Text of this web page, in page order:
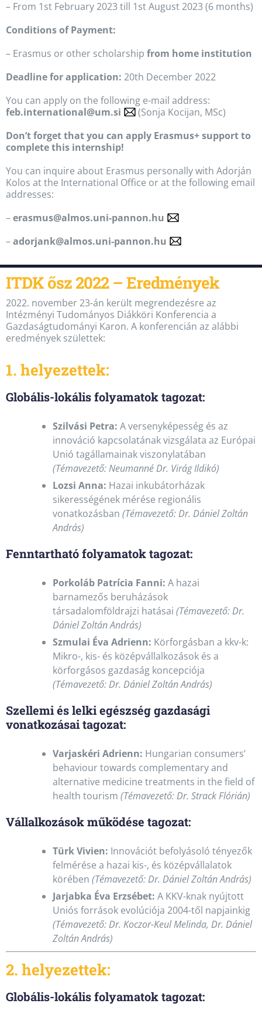
– From 1st February 2023 till 1st August 2023 (6 months)
Conditions of Payment:
– Erasmus or other scholarship from home institution
Deadline for application: 20th December 2022
You can apply on the following e-mail address:
feb.international@um.si
(Sonja Kocijan, MSc)
Don’t forget that you can apply Erasmus+ support to
complete this internship!
You can inquire about Erasmus personally with Adorján
Kolos at the International Office or at the following email
addresses:
–erasmus@almos.uni-pannon.hu
–adorjank@almos.uni-pannon.hu
ITDK ősz 2022 – Eredmények
2022. november 23-án került megrendezésre az
Intézményi Tudományos Diákköri Konferencia a
Gazdaságtudományi Karon. A konferencián az alábbi
eredmények születtek:
1. helyezettek:
Globális-lokális folyamatok tagozat:
Szilvási Petra: A versenyképesség és az
innováció kapcsolatának vizsgálata az Európai
Unió tagállamainak viszonylatában
(Témavezető: Neumanné Dr. Virág Ildikó)
Lozsi Anna: Hazai inkubátorházak
sikerességének mérése regionális
vonatkozásban (Témavezető: Dr. Dániel Zoltán
András)
Fenntartható folyamatok tagozat:
Porkoláb Patrícia Fanni: A hazai
barnamezős beruházások
társadalomföldrajzi hatásai (Témavezető: Dr.
Dániel Zoltán András)
Szmulai Éva Adrienn: Körforgásban a kkv-k:
Mikro-, kis- és középvállalkozások és a
körforgásos gazdaság koncepciója
(Témavezető: Dr. Dániel Zoltán András)
Szellemi és lelki egészség gazdasági
vonatkozásai tagozat:
Varjaskéri Adrienn: Hungarian consumers’
behaviour towards complementary and
alternative medicine treatments in the field of
health tourism (Témavezető: Dr. Strack Flórián)
Vállalkozások működése tagozat:
Türk Vivien: Innovációt befolyásoló tényezők
felmérése a hazai kis-, és középvállalatok
körében (Témavezető: Dr. Dániel Zoltán András)
Jarjabka Éva Erzsébet: A KKV-knak nyújtott
Uniós források evolúciója 2004-től napjainkig
(Témavezető: Dr. Koczor-Keul Melinda, Dr. Dániel
Zoltán András)
2. helyezettek:
Globális-lokális folyamatok tagozat: